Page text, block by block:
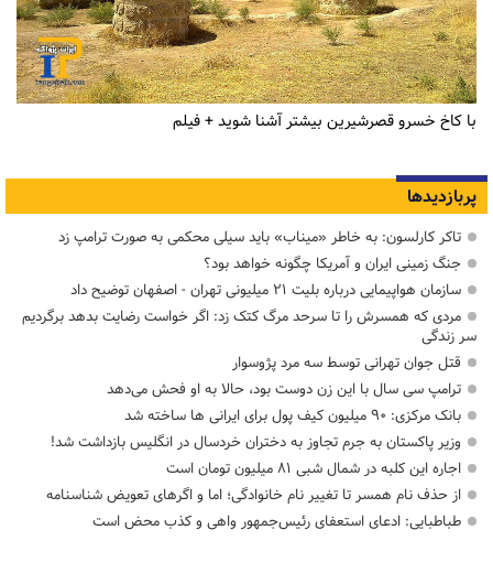
با کاخ خسرو قصرشیرین بیشتر آشنا شوید + فیلم
پربازدیدها
تاکر کارلسون: به خاطر «میناب» باید سیلی محکمی به صورت ترامپ زد
جنگ زمینی ایران و آمریکا چگونه خواهد بود؟
سازمان هواپیمایی درباره بلیت ۲۱ میلیونی تهران - اصفهان توضیح داد
مردی که همسرش را تا سرحد مرگ کتک زد: اگر خواست رضایت بدهد برگردیم
سر زندگی
قتل جوان تهرانی توسط سه مرد پژوسوار
ترامپ سی سال با این زن دوست بود، حالا به او فحش می‌دهد
بانک مرکزی: ۹۰ میلیون کیف پول برای ایرانی ها ساخته شد
وزیر پاکستان به جرم تجاوز به دختران خردسال در انگلیس بازداشت شد!
اجاره این کلبه در شمال شبی ۸۱ میلیون تومان است
از حذف نام همسر تا تغییر نام خانوادگی؛ اما و اگرهای تعویض شناسنامه
طباطبایی: ادعای استعفای رئیس‌جمهور واهی و کذب محض است